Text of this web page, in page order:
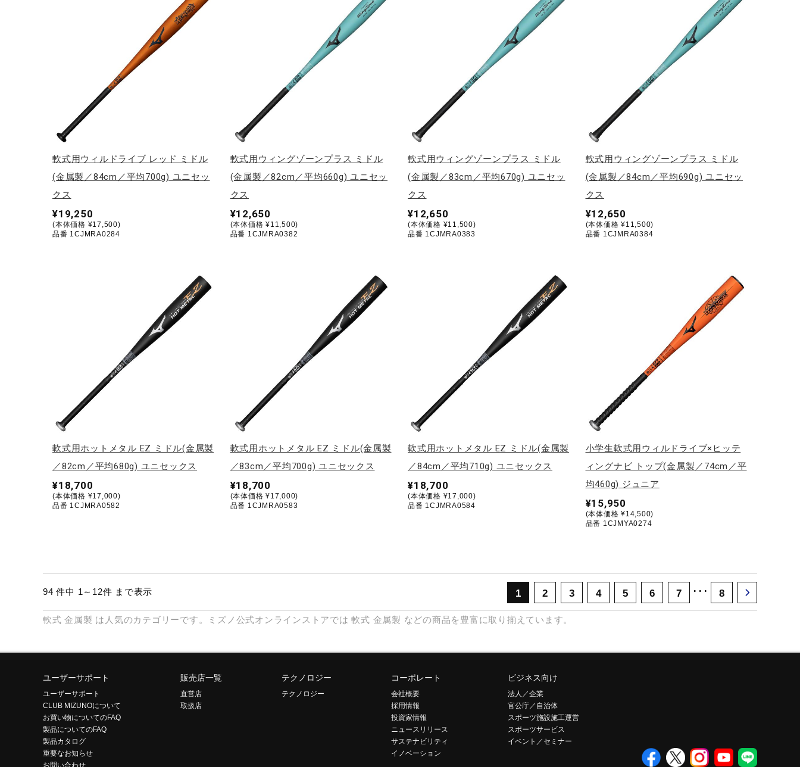
コラボ／ライセンス
その他
軟式用ウィルドライブ レッド ミドル
(金属製／84cm／平均700g) ユニセッ
クス
¥19,250
(本体価格 ¥17,500)
品番 1CJMRA0284
軟式用ウィングゾーンプラス ミドル
(金属製／82cm／平均660g) ユニセッ
クス
¥12,650
(本体価格 ¥11,500)
品番 1CJMRA0382
軟式用ウィングゾーンプラス ミドル
(金属製／83cm／平均670g) ユニセッ
クス
¥12,650
(本体価格 ¥11,500)
品番 1CJMRA0383
軟式用ウィングゾーンプラス ミドル
(金属製／84cm／平均690g) ユニセッ
クス
¥12,650
(本体価格 ¥11,500)
品番 1CJMRA0384
軟式用ホットメタル EZ ミドル(金属製
／82cm／平均680g) ユニセックス
¥18,700
(本体価格 ¥17,000)
品番 1CJMRA0582
軟式用ホットメタル EZ ミドル(金属製
／83cm／平均700g) ユニセックス
¥18,700
(本体価格 ¥17,000)
品番 1CJMRA0583
軟式用ホットメタル EZ ミドル(金属製
／84cm／平均710g) ユニセックス
¥18,700
(本体価格 ¥17,000)
品番 1CJMRA0584
小学生軟式用ウィルドライブ×ヒッテ
ィングナビ トップ(金属製／74cm／平
均460g) ジュニア
¥15,950
(本体価格 ¥14,500)
品番 1CJMYA0274
94 件中 1～12件 まで表示 1 2 3 4 5 6 7 ･･･ 8
軟式 金属製 は人気のカテゴリーです。ミズノ公式オンラインストアでは軟式 金属製 などの商品を豊富に取り揃えています。
ユーザーサポート
ユーザーサポート
CLUB MIZUNOについて
お買い物についてのFAQ
製品についてのFAQ
製品カタログ
重要なお知らせ
お問い合わせ
販売店一覧
直営店
取扱店
テクノロジー
テクノロジー
コーポレート
会社概要
採用情報
投資家情報
ニュースリリース
サステナビリティ
イノベーション
ビジネス向け
法人／企業
官公庁／自治体
スポーツ施設施工運営
スポーツサービス
イベント／セミナー